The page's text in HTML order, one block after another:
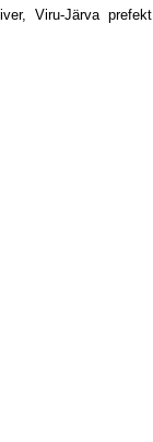
Viru-Järva prefekt